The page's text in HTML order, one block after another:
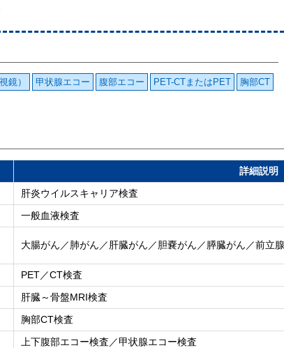
鏡） 甲状腺エコー 腹部エコー PET-CTまたはPET
胸部CT
詳細説明
肝炎ウイルスキャリア検査
一般血液検査
大腸がん／肺がん／肝臓がん／胆嚢がん／膵臓がん／前立
PET／CT検査
肝臓～骨盤MRI検査
胸部CT検査
上下腹部エコー検査／甲状腺エコー検査